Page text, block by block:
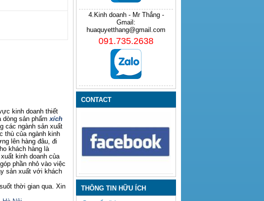
kinh doanh thiết
sản phẩm xích
các ngành sản xuất
thù của ngành kinh
lên hàng đâu, đi
khách hàng là
kinh doanh của
phần nhỏ vào việc
sản xuất với khách
thời gian qua. Xin
4.Kinh doanh - Mr Thắng -
Gmail:
huaquyetthang@gmail.com
091.735.2638
CONTACT
THÔNG TIN HỮU ÍCH